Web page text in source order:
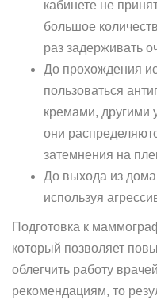
кабинете не
большое
раз задерживать
До прохождения
пользоваться
кремами,
они
затемнения на
До выхода из
используя
Подготовка к
который позволяет
облегчить работу
рекомендациям, то